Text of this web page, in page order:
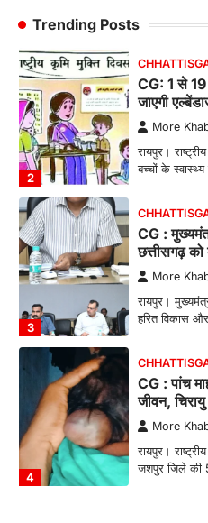
Trending Postsबनाने की दिशा
2
CG: 1 से 19
जाएगी
More
रायपुर।
बच्चों के
3
CG :
छत्तीसगढ़ को
More
रायपुर।
हरित विकास
4
CG : पांच
जीवन,
More
रायपुर।
जशपुर जिले की